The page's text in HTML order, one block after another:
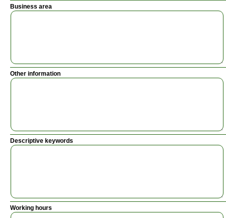
Business area
Other information
Descriptive keywords
Working hours